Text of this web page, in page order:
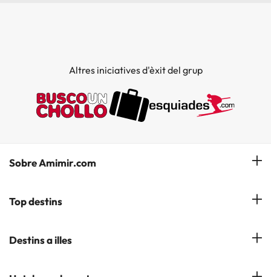
Altres iniciatives d'èxit del grup
Sobre Amimir.com
¿Qui som?
Opinions
Top destins
Hotels a Salou
Destins a illes
Hotels a les Illes Balears